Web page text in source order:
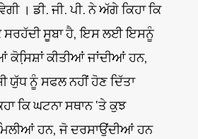
। ਡੀ. ਜੀ. ਪੀ. ਨੇ ਅੱਗੇ ਕਿਹਾ ਕਿ
ਸਰਹੱਦੀ ਸੂਬਾ ਹੈ, ਇਸ ਲਈ ਇਸਨੂੰ
ਕੋਸਿ਼ਸ਼ਾਂ ਕੀਤੀਆਂ ਜਾਂਦੀਆਂ ਹਨ,
ਯੁੱਧ ਨੂੰ ਸਫਲ ਨਹੀਂ ਹੋਣ ਦਿੱਤਾ
ਕਿ ਘਟਨਾ ਸਥਾਨ ‘ਤੇ ਕੁਝ
ਹਨ, ਜੋ ਦਰਸਾਉਂਦੀਆਂ ਹਨ